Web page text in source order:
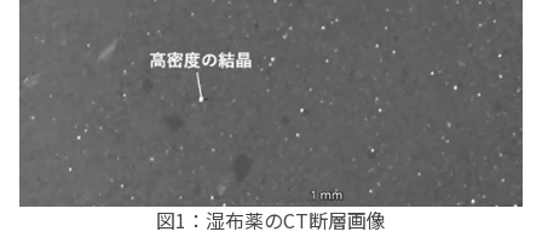
図1：湿布薬のCT断層画像